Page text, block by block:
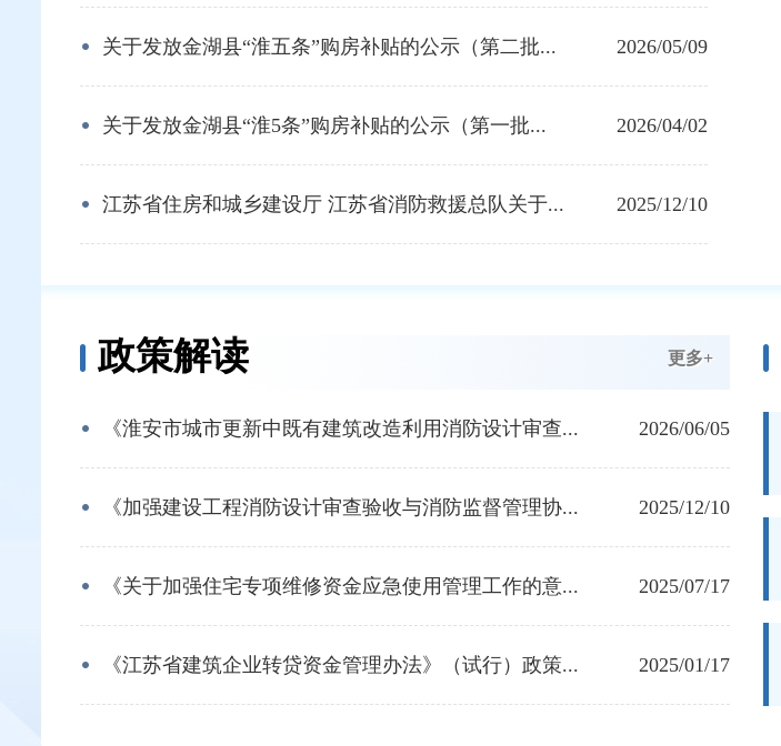
2026/05/09
关于发放金湖县“淮五条”购房补贴的公示（第二批...
2026/04/02
关于发放金湖县“淮5条”购房补贴的公示（第一批...
2025/12/10
江苏省住房和城乡建设厅 江苏省消防救援总队关于...
政策解读 更多+
2026/06/05
《淮安市城市更新中既有建筑改造利用消防设计审查...
2025/12/10
《加强建设工程消防设计审查验收与消防监督管理协...
2025/07/17
《关于加强住宅专项维修资金应急使用管理工作的意...
2025/01/17
《江苏省建筑企业转贷资金管理办法》（试行）政策...